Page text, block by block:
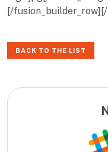
[/
BACK TO THE LIST